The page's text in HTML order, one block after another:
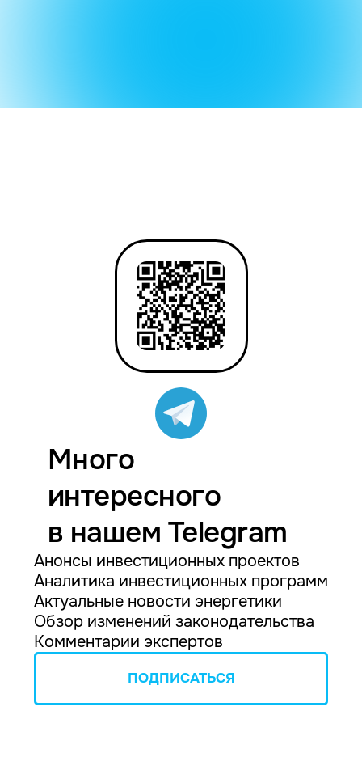
Много
интересного
в нашем Telegram
Анонсы инвестиционных проектов
Аналитика инвестиционных программ
Актуальные новости энергетики
Обзор изменений законодательства
Комментарии экспертов
ПОДПИСАТЬСЯ